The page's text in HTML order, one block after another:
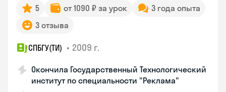
5 от 1090 ₽ за урок
3 года опыта
3 отзыва
СПБГУ(ТИ) • 2009 г.
Окончила Государственный Технологический
институт по специальности "Реклама"